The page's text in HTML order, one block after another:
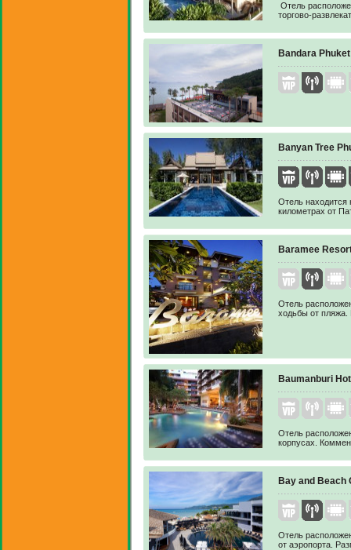
Отель
торгово-
Bandara
Banyan Tree
Отель находится
километрах от
Baramee
Отель
ходьбы от пляжа.
Baumanburi
Отель
корпусах.
Bay and Beach
Отель
от аэропорта.